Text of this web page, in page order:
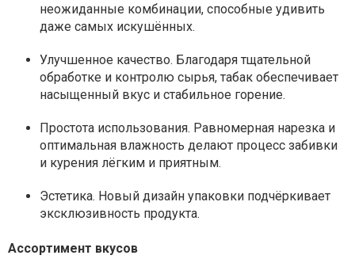
неожиданные комбинации, способные удивить
даже самых искушённых.
Улучшенное качество. Благодаря тщательной
обработке и контролю сырья, табак обеспечивает
насыщенный вкус и стабильное горение.
Простота использования. Равномерная нарезка и
оптимальная влажность делают процесс забивки
и курения лёгким и приятным.
Эстетика. Новый дизайн упаковки подчёркивает
эксклюзивность продукта.
Ассортимент вкусов